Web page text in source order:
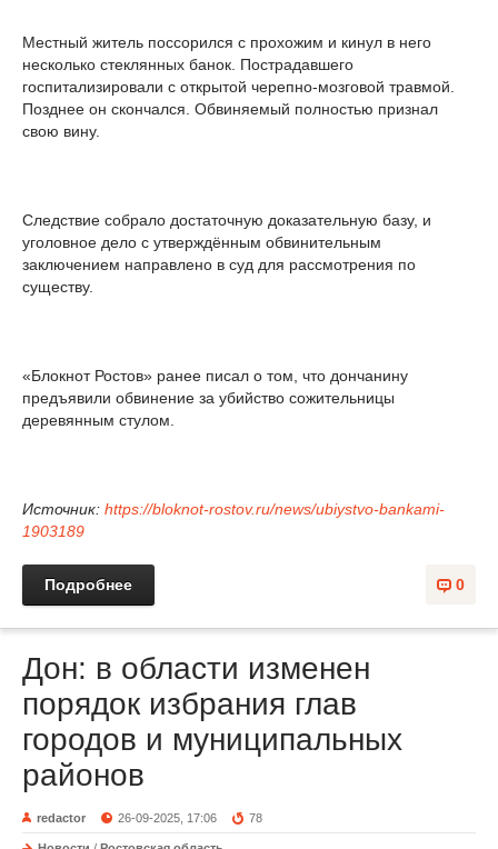
Местный житель поссорился с прохожим и кинул в него
несколько стеклянных банок. Пострадавшего
госпитализировали с открытой черепно-мозговой травмой.
Позднее он скончался. Обвиняемый полностью признал
свою вину.
Следствие собралo достаточную доказательную базу, и
уголовное дело с утверждённым обвинительным
заключением направлено в суд для рассмотрения по
существу.
«Блокнот Ростов» ранее писал о том, что дончанину
предъявили обвинение за убийство сожительницы
деревянным стулом.
Источник: https://bloknot-rostov.ru/news/ubiystvo-bankami-
1903189
0
Подробнее
Дон: в области изменен
порядок избрания глав
городов и муниципальных
районов
redactor 26-09-2025, 17:06 78